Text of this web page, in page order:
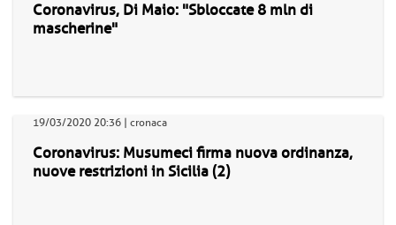
Coronavirus, Di Maio: "Sbloccate 8 mln di
mascherine"
19/03/2020 20:36 | cronaca
Coronavirus: Musumeci firma nuova ordinanza,
nuove restrizioni in Sicilia (2)